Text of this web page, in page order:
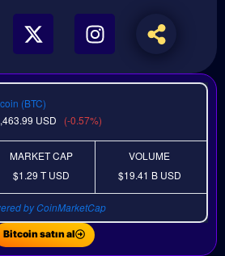
(BTC)
USD (-0.57%)
MARKET CAP
$1.29 TUSD
VOLUME
$19.41 B USD
by CoinMarketCap
Bitcoin satın al